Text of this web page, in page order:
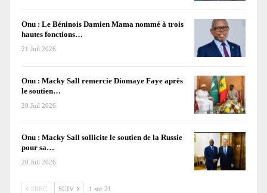
Onu : Le Béninois Damien Mama nommé à trois
hautes fonctions…
21 Juil 2026
Onu : Macky Sall remercie Diomaye Faye après
le soutien…
20 Juil 2026
Onu : Macky Sall sollicite le soutien de la Russie
pour sa…
20 Juil 2026
PREC SUIV 1 sur 21